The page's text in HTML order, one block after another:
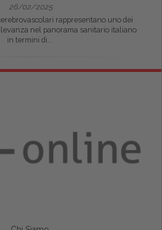
26/02/2025
rappresentano uno dei
nel panorama sanitario italiano
in termini di...